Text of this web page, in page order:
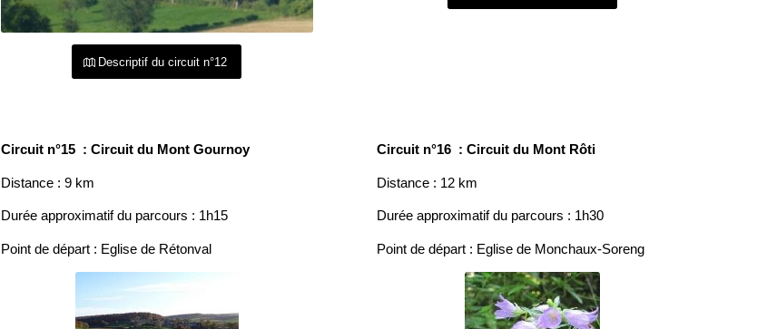
Descriptif du circuit n°12
Circuit n°15 : Circuit du Mont Gournoy
Distance : 9 km
Durée approximatif du parcours : 1h15
Point de départ : Eglise de Rétonval
Circuit n°16 : Circuit du Mont Rôti
Distance : 12 km
Durée approximatif du parcours : 1h30
Point de départ : Eglise de Monchaux-Soreng